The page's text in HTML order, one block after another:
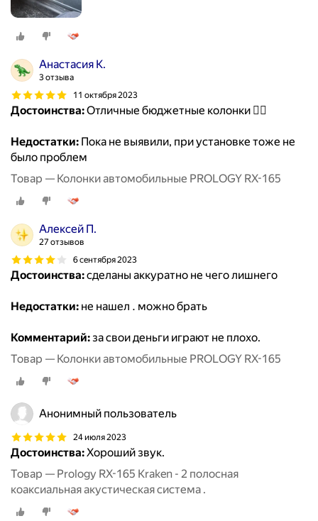
Анастасия К.
3 отзыва
11 октября 2023
Достоинства:Отличные бюджетные колонки 👍🏼
Недостатки: Пока не выявили, при установке тоже не
было проблем
Товар — Колонки автомобильные PROLOGY RX-165
Алексей П.
27 отзывов
6 сентября 2023
Достоинства:сделаны аккуратно не чего лишнего
Недостатки: не нашел . можно брать
Комментарий:за свои деньги играют не плохо.
Товар — Колонки автомобильные PROLOGY RX-165
Анонимный пользователь
24 июля 2023
Достоинства:Хороший звук.
Товар — Prology RX-165 Kraken - 2 полосная
коаксиальная акустическая система .